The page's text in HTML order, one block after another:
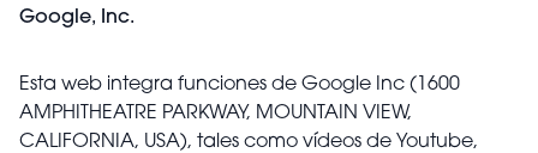
Google, Inc.
Esta web integra funciones de Google Inc (1600
AMPHITHEATRE PARKWAY, MOUNTAIN VIEW,
CALIFORNIA, USA), tales como vídeos de Youtube,